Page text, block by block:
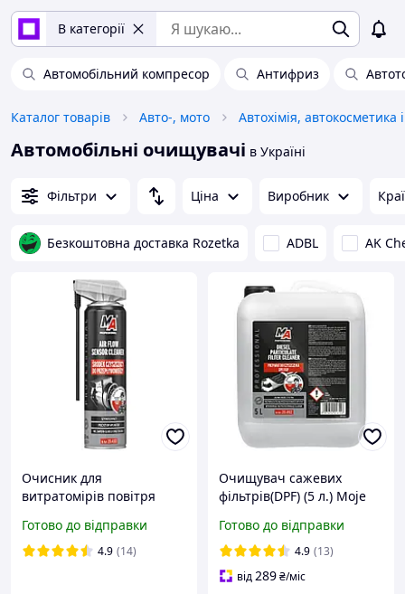
В категорії
Автомобільний компресор Антифриз
Каталог товарів Авто-, мото
Автомобільні очищувачі в Україні
Фільтри Ціна Виробник
Безкоштовна доставка Rozetka ADBL AK
Очисник для
витратомірів повітря
Готово до відправки
4.9 (14)
Очищувач сажевих
фільтрів(DPF) (5 л.) Moje
Готово до відправки
4.9 (13)
від289₴/міс